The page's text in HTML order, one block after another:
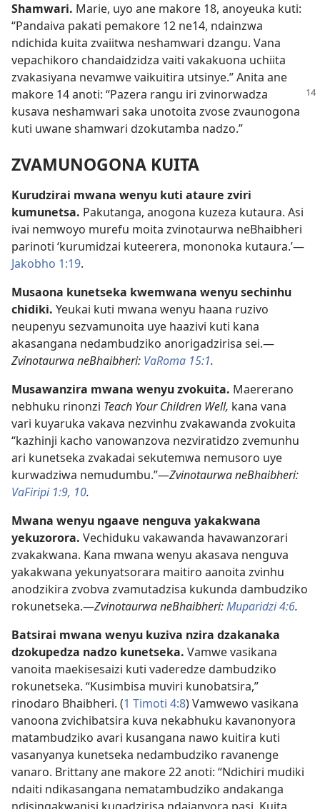
Shamwari. Marie, uyo ane makore 18, anoyeuka kuti:
“Pandaiva pakati pemakore 12 ne14, ndainzwa
ndichida kuita zvaiitwa neshamwari dzangu. Vana
vepachikoro chandaidzidza vaiti vakakuona uchiita
zvakasiyana nevamwe vaikuitira utsinye.” Anita ane
makore 14 anoti: “Pazera rangu iri zvinorwadza
kusava neshamwari saka unotoita zvose zvaunogona
kuti uwane shamwari dzokutamba nadzo.”
ZVAMUNOGONA KUITA
Kurudzirai mwana wenyu kuti ataure zviri
kumunetsa. Pakutanga, anogona kuzeza kutaura. Asi
ivai nemwoyo murefu moita zvinotaurwa neBhaibheri
parinoti ‘kurumidzai kuteerera, mononoka kutaura.’—
Jakobho 1:19.
Musaona kunetseka kwemwana wenyu sechinhu
chidiki. Yeukai kuti mwana wenyu haana ruzivo
neupenyu sezvamunoita uye haazivi kuti kana
akasangana nedambudziko anorigadzirisa sei.—
Zvinotaurwa neBhaibheri: VaRoma 15:1.
Musawanzira mwana wenyu zvokuita. Maererano
nebhuku rinonzi Teach Your Children Well, kana vana
vari kuyaruka vakava nezvinhu zvakawanda zvokuita
“kazhinji kacho vanowanzova nezviratidzo zvemunhu
ari kunetseka zvakadai sekutemwa nemusoro uye
kurwadziwa nemudumbu.”—Zvinotaurwa neBhaibheri:
VaFiripi 1:9, 10.
Mwana wenyu ngaave nenguva yakakwana
yekuzorora. Vechiduku vakawanda havawanzorari
zvakakwana. Kana mwana wenyu akasava nenguva
yakakwana yekunyatsorara maitiro aanoita zvinhu
anodzikira zvobva zvamutadzisa kukunda dambudziko
rokunetseka.—Zvinotaurwa neBhaibheri:Muparidzi 4:6.
Batsirai mwana wenyu kuziva nzira dzakanaka
dzokupedza nadzo kunetseka. Vamwe vasikana
vanoita maekisesaizi kuti vaderedze dambudziko
rokunetseka. “Kusimbisa muviri kunobatsira,”
rinodaro Bhaibheri. (1 Timoti 4:8) Vamwewo vasikana
vanoona zvichibatsira kuva nekabhuku kavanonyora
matambudziko avari kusangana nawo kuitira kuti
vasanyanya kunetseka nedambudziko ravanenge
vanaro. Brittany ane makore 22 anoti: “Ndichiri mudiki
ndaiti ndikasangana nematambudziko andakanga